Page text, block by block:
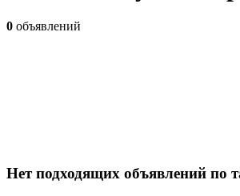
0 объявлений
Нет подходящих объявлений по